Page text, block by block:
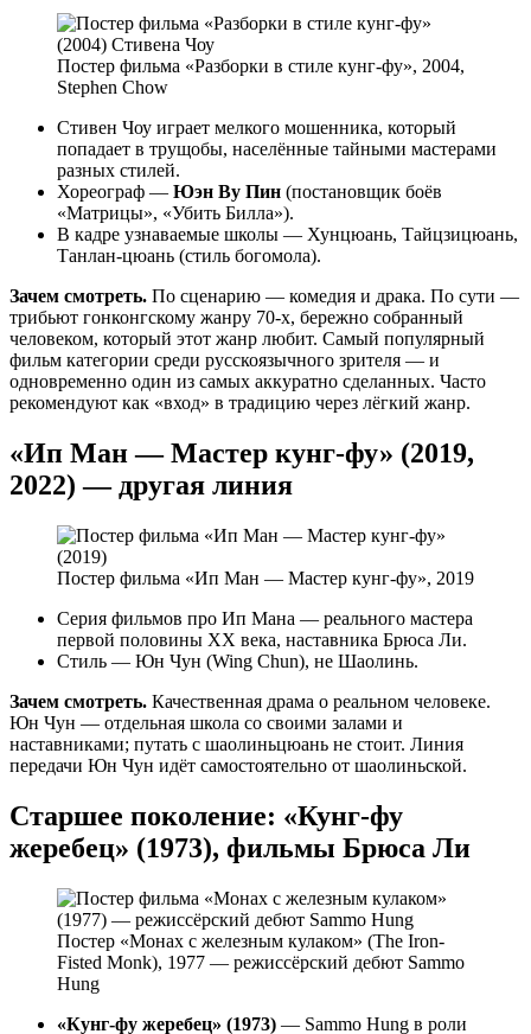
Постер фильма «Разборки в стиле кунг-фу», 2004,
Stephen Chow
Стивен Чоу играет мелкого мошенника, который
попадает в трущобы, населённые тайными мастерами
разных стилей.
Хореограф — Юэн Ву Пин (постановщик боёв
«Матрицы», «Убить Билла»).
В кадре узнаваемые школы — Хунцюань, Тайцзицюань,
Танлан-цюань (стиль богомола).
Зачем смотреть. По сценарию — комедия и драка. По сути —
трибьют гонконгскому жанру 70-х, бережно собранный
человеком, который этот жанр любит. Самый популярный
фильм категории среди русскоязычного зрителя — и
одновременно один из самых аккуратно сделанных. Часто
рекомендуют как «вход» в традицию через лёгкий жанр.
«Ип Ман — Мастер кунг-фу» (2019,
2022) — другая линия
Постер фильма «Ип Ман — Мастер кунг-фу», 2019
Серия фильмов про Ип Мана — реального мастера
первой половины XX века, наставника Брюса Ли.
Стиль — Юн Чун (Wing Chun), не Шаолинь.
Зачем смотреть. Качественная драма о реальном человеке.
Юн Чун — отдельная школа со своими залами и
наставниками; путать с шаолиньцюань не стоит. Линия
передачи Юн Чун идёт самостоятельно от шаолиньской.
Старшее поколение: «Кунг-фу
жеребец» (1973), фильмы Брюса Ли
Постер «Монах с железным кулаком» (The Iron-
Fisted Monk), 1977 — режиссёрский дебют Sammo
Hung
«Кунг-фу жеребец» (1973) — Sammo Hung в роли